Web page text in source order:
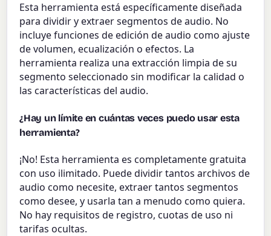
Esta herramienta está específicamente diseñada
para dividir y extraer segmentos de audio. No
incluye funciones de edición de audio como ajuste
de volumen, ecualización o efectos. La
herramienta realiza una extracción limpia de su
segmento seleccionado sin modificar la calidad o
las características del audio.
¿Hay un límite en cuántas veces puedo usar esta
herramienta?
¡No! Esta herramienta es completamente gratuita
con uso ilimitado. Puede dividir tantos archivos de
audio como necesite, extraer tantos segmentos
como desee, y usarla tan a menudo como quiera.
No hay requisitos de registro, cuotas de uso ni
tarifas ocultas.